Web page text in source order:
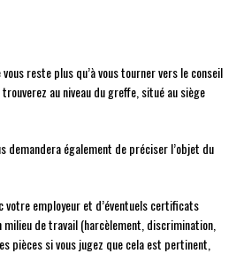
reste plus qu’à vous tourner vers le conseil
au niveau du greffe, situé au siège
demandera également de préciser l’objet du
employeur et d’éventuels certificats
de travail (harcèlement, discrimination,
pièces si vous jugez que cela est pertinent,